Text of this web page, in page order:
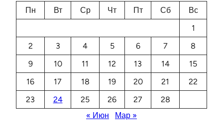
Пн
Вт Ср Чт Пт Сб
Вс
1
2
3 4 5 6 7
8
9
10 11 12 13 14
15
16
17 18 19 20 21
22
23
24 25 26 27
28
« Июн
Мар »